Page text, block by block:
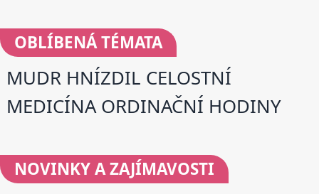
OBLÍBENÁTÉMATA
MUDR HNÍZDIL CELOSTNÍ
MEDICÍNA ORDINAČNÍ HODINY
NOVINKYA ZAJÍMAVOSTI